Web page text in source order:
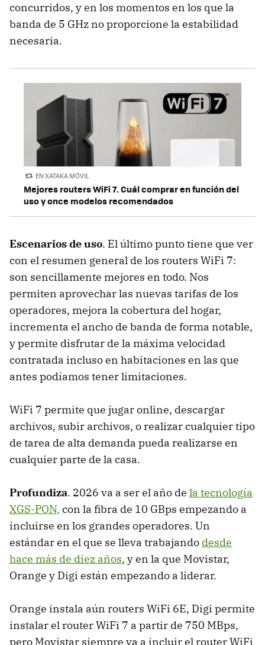
concurridos, y en los momentos en los que la
banda de 5 GHz no proporcione la estabilidad
necesaria.
EN XATAKA MÓVIL
Mejores routers WiFi 7. Cuál comprar en función del
uso y once modelos recomendados
Escenarios de uso. El último punto tiene que ver
con el resumen general de los routers WiFi 7:
son sencillamente mejores en todo. Nos
permiten aprovechar las nuevas tarifas de los
operadores, mejora la cobertura del hogar,
incrementa el ancho de banda de forma notable,
y permite disfrutar de la máxima velocidad
contratada incluso en habitaciones en las que
antes podíamos tener limitaciones.
WiFi 7 permite que jugar online, descargar
archivos, subir archivos, o realizar cualquier tipo
de tarea de alta demanda pueda realizarse en
cualquier parte de la casa.
Profundiza. 2026 va a ser el año de la tecnología
XGS-PON, con la fibra de 10 GBps empezando a
incluirse en los grandes operadores. Un
estándar en el que se lleva trabajando desde
hace más de diez años, y en la que Movistar,
Orange y Digi están empezando a liderar.
Orange instala aún routers WiFi 6E, Digi permite
instalar el router WiFi 7 a partir de 750 MBps,
pero Movistar siempre va a incluir el router WiFi